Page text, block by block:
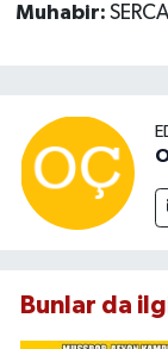
Muhabir:
Bunlar da